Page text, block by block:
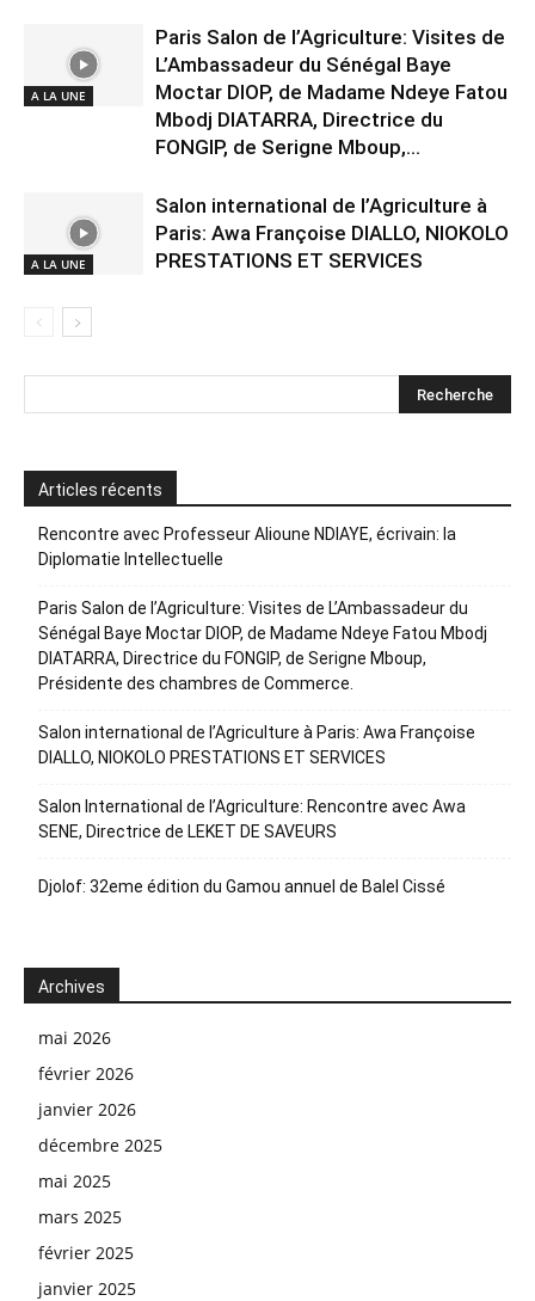
A LA UNE
Paris Salon de l’Agriculture: Visites de
L’Ambassadeur du Sénégal Baye
Moctar DIOP, de Madame Ndeye Fatou
Mbodj DIATARRA, Directrice du
FONGIP, de Serigne Mboup,...
A LA UNE
Salon international de l’Agriculture à
Paris: Awa Françoise DIALLO, NIOKOLO
PRESTATIONS ET SERVICES
Articles récents
Rencontre avec Professeur Alioune NDIAYE, écrivain: la
Diplomatie Intellectuelle
Paris Salon de l’Agriculture: Visites de L’Ambassadeur du
Sénégal Baye Moctar DIOP, de Madame Ndeye Fatou Mbodj
DIATARRA, Directrice du FONGIP, de Serigne Mboup,
Présidente des chambres de Commerce.
Salon international de l’Agriculture à Paris: Awa Françoise
DIALLO, NIOKOLO PRESTATIONS ET SERVICES
Salon International de l’Agriculture: Rencontre avec Awa
SENE, Directrice de LEKET DE SAVEURS
Djolof: 32eme édition du Gamou annuel de Balel Cissé
Archives
mai 2026
février 2026
janvier 2026
décembre 2025
mai 2025
mars 2025
février 2025
janvier 2025